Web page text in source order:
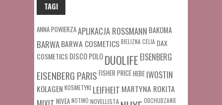
TAGI
ANNA POWIERZAAPLIKACJA ROSSMANN BAKOMA
BARWABARWA COSMETICSBIELIZNACELIA DAX
COSMETICSDISCO POLODUOLIFE EISENBERG
EISENBERG PARIS FISHER PRICEHEBE IWOSTIN
KOLAGEN KOSMETYKI LEIFHEIT MARTYNA ROKITA
NIVEANOTINO NOVELLISTA ODCHUDZANIE